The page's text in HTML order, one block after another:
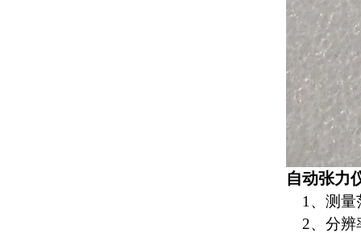
自动张力
1、测量
2、分辨